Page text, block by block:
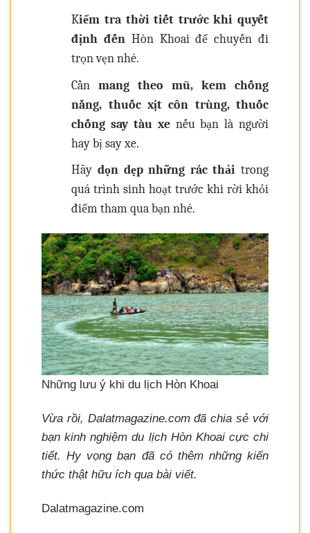
Kiểm tra thời tiết trước khi quyết
định đến Hòn Khoai để chuyến đi
trọn vẹn nhé.
Cầnmang theo mũ, kem chống
nắng, thuốc xịt côn trùng, thuốc
chống say tàu xenếu bạn là người
hay bị say xe.
Hãy dọn dẹp những rác thải trong
quá trình sinh hoạt trước khi rời khỏi
điểm tham qua bạn nhé.
Những lưu ý khi du lịch Hòn Khoai
Vừa rồi, Dalatmagazine.com đã chia sẻ với
bạn kinh nghiệm du lịch Hòn Khoai cực chi
tiết. Hy vọng bạn đã có thêm những kiến
thức thật hữu ích qua bài viết.
Dalatmagazine.com